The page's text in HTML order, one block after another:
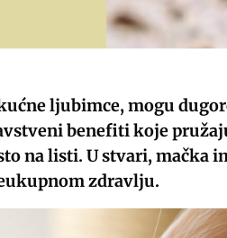
ljubimce, mogu
benefiti koje
na listi. U stvari, mačka
zdravlju.